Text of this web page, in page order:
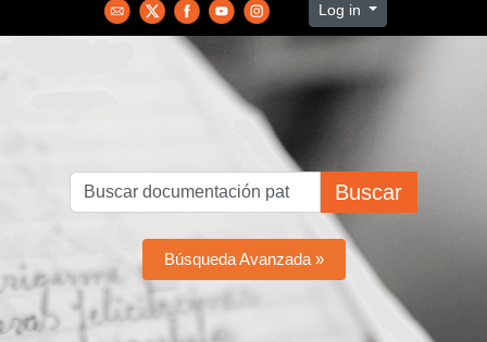
Log in
Buscar
Búsqueda Avanzada »